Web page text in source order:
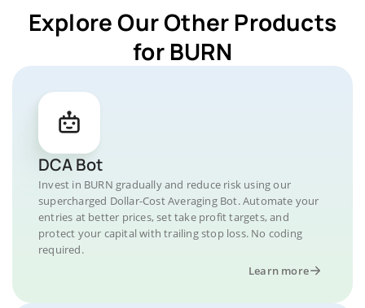
Explore Our Other Products
for BURN
DCA Bot
Invest in BURN gradually and reduce risk using our
supercharged Dollar-Cost Averaging Bot. Automate your
entries at better prices, set take profit targets, and
protect your capital with trailing stop loss. No coding
required.
Learn more